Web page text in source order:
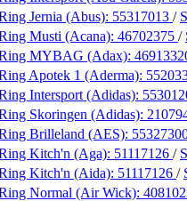
Jernia (Abus): 55317013 /
Musti (Acana): 46702375 /
MYBAG (Adax):
Apotek 1 (Aderma):
Intersport (Adidas):
Skoringen (Adidas):
Brilleland (AES):
Kitch'n (Aga): 51117126 /
Kitch'n (Aida): 51117126 /
Normal (Air Wick):